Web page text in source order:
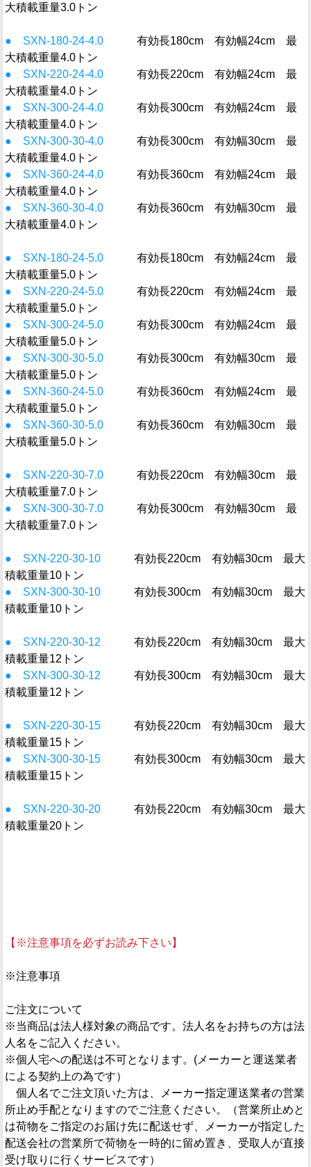
大積載重量3.0トン
● SXN-180-24-4.0
有効長180cm 有効幅24cm 最
大積載重量4.0トン
● SXN-220-24-4.0
有効長220cm 有効幅24cm 最
大積載重量4.0トン
● SXN-300-24-4.0
有効長300cm 有効幅24cm 最
大積載重量4.0トン
● SXN-300-30-4.0
有効長300cm 有効幅30cm 最
大積載重量4.0トン
● SXN-360-24-4.0
有効長360cm 有効幅24cm 最
大積載重量4.0トン
● SXN-360-30-4.0
有効長360cm 有効幅30cm 最
大積載重量4.0トン
● SXN-180-24-5.0
有効長180cm 有効幅24cm 最
大積載重量5.0トン
● SXN-220-24-5.0
有効長220cm 有効幅24cm 最
大積載重量5.0トン
● SXN-300-24-5.0
有効長300cm 有効幅24cm 最
大積載重量5.0トン
● SXN-300-30-5.0
有効長300cm 有効幅30cm 最
大積載重量5.0トン
● SXN-360-24-5.0
有効長360cm 有効幅24cm 最
大積載重量5.0トン
● SXN-360-30-5.0
有効長360cm 有効幅30cm 最
大積載重量5.0トン
● SXN-220-30-7.0
有効長220cm 有効幅30cm 最
大積載重量7.0トン
● SXN-300-30-7.0
有効長300cm 有効幅30cm 最
大積載重量7.0トン
● SXN-220-30-10
有効長220cm 有効幅30cm 最大
積載重量10トン
● SXN-300-30-10
有効長300cm 有効幅30cm 最大
積載重量10トン
● SXN-220-30-12
有効長220cm 有効幅30cm 最大
積載重量12トン
● SXN-300-30-12
有効長300cm 有効幅30cm 最大
積載重量12トン
● SXN-220-30-15
有効長220cm 有効幅30cm 最大
積載重量15トン
● SXN-300-30-15
有効長300cm 有効幅30cm 最大
積載重量15トン
● SXN-220-30-20
有効長220cm 有効幅30cm 最大
積載重量20トン
【※注意事項を必ずお読み下さい】
※注意事項
ご注文について
※当商品は法人様対象の商品です。法人名をお持ちの方は法
人名をご記入ください。
※個人宅への配送は不可となります。(メーカーと運送業者
による契約上の為です）
個人名でご注文頂いた方は、メーカー指定運送業者の営業
所止め手配となりますのでご注意ください。（営業所止めと
は荷物をご指定のお届け先に配送せず、メーカーが指定した
配送会社の営業所で荷物を一時的に留め置き、受取人が直接
受け取りに行くサービスです）